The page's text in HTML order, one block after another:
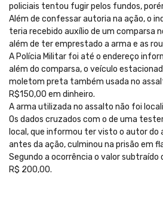
policiais tentou fugir pelos fundos,
Além de confessar autoria na ação, o
teria recebido auxílio de um comparsa
além de ter emprestado a arma e as
A Polícia Militar foi até o endereço
além do comparsa, o veículo
moletom preta também usada no
R$150,00 em dinheiro.
A arma utilizada no assalto não foi
Os dados cruzados com o de uma
local, que informou ter visto o autor do
antes da ação, culminou na prisão em
Segundo a ocorrência o valor subtraído
R$ 200,00.